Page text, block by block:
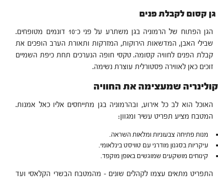
גן קסום לקבלת פנים
הגן הפתוח של הרמוניה בגן משתרע על פני כ־10 דונמים מטופחים.
שבילי האבן, המדשאות הירוקות, המזרקות ותאורת הערב הופכים את
קבלת הפנים לחוויה קסומה. טקסי חופה הנערכים תחת כיפת השמיים
זוכים כאן לאווירה פסטורלית עוצרת נשימה.
קולינריה שמעצימה את החוויה
האוכל הוא לב כל אירוע, ובהרמוניה בגן מתייחסים אליו כאל אמנות.
המטבח מציע תפריט עשיר ומגוון:
מנות פתיחה צבעוניות ומלאות השראה.
עיקריות בסגנון מודרני עם טוויסט בינלאומי.
קינוחים מושקעים שמוגשים באופן מוקפד.
התפריט מתאים עצמו לקהלים שונים – מהמטבח הבשרי הקלאסי ועד